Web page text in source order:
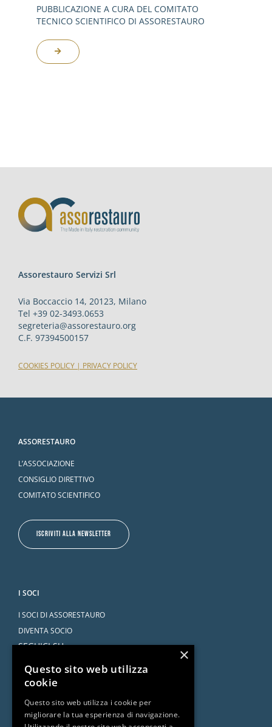
PUBBLICAZIONE A CURA DEL COMITATO
TECNICO SCIENTIFICO DI ASSORESTAURO
Assorestauro Servizi Srl
Via Boccaccio 14, 20123, Milano
Tel +39 02-3493.0653
segreteria@assorestauro.org
C.F. 97394500157
COOKIES POLICY | PRIVACY POLICY
ASSORESTAURO
L’ASSOCIAZIONE
CONSIGLIO DIRETTIVO
COMITATO SCIENTIFICO
ISCRIVITI ALLA NEWSLETTER
I SOCI
I SOCI DI ASSORESTAURO
DIVENTA SOCIO
SEGUICI SU
SERVIZI
×
Questo sito web utilizza
cookie
Questo sito web utilizza i cookie per
migliorare la tua esperienza di navigazione.